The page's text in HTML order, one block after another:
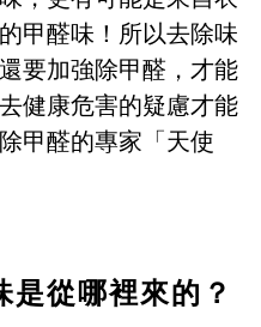
甲醛味！所以去除味
要加強除甲醛，才能
健康危害的疑慮才能
甲醛的專家「天使
從哪裡來的？